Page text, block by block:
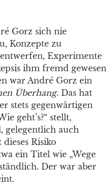
Gorz sich nie
Konzepte zu
Experimente
ihm fremd gewesen
war André Gorz ein
Überhang. Das hat
stets gegenwärtigen
geht’s?“ stellt,
gelegentlich auch
Risiko
ein Titel wie „Wege
Der war aber